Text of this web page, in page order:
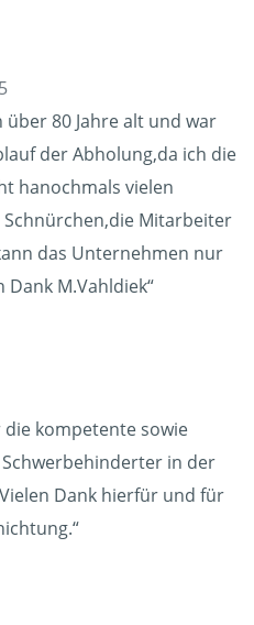
über 80 Jahre alt und war
der Abholung,da ich die
hanochmals vielen
Schnürchen,die Mitarbeiter
das Unternehmen nur
M.Vahldiek“
die kompetente sowie
in der
Dank hierfür und für